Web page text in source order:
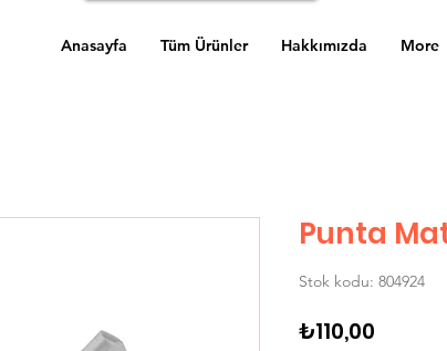
Anasayfa Tüm Ürünler Hakkımızda More
Punta
Stok kodu: 804924
₺110,00